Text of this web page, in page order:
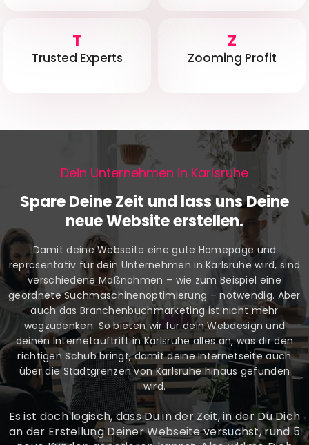
T
Trusted Experts
Z
Zooming Profit
Dein Unternehmen in Karlsruhe
Spare Deine Zeit und lass uns Deine
neue Website erstellen.
Damit deine Webseite eine gute Homepage und
repräsentativ für dein Unternehmen in Karlsruhe wird, sind
verschiedene Maßnahmen – wie zum Beispiel eine
geordnete Suchmaschinenoptimierung – notwendig. Aber
auch das Branchenbuchmarketing ist nicht mehr
wegzudenken. So bieten wir für dein Webdesign und
deinen Internetauftritt in Karlsruhe alles an, was dir den
richtigen Schub bringt, damit deine Internetseite auch
über die Stadtgrenzen von Karlsruhe hinaus gefunden
wird.
Es ist doch logisch, dass Du in der Zeit, in der Du Dich
an der Erstellung Deiner Webseite versuchst, rund 5